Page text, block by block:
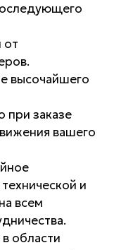
от
высочайшего
при заказе
вашего
и
всем
области